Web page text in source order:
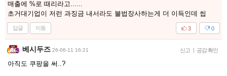
매출에 %로 때리라고......
초거대기업이 저런 과징금 내서라도 불법장사하는게 더 이득인데 씹
답글 이동 0
3
베시두즈 26-06-11 16:21 신고 | 공감 확인
아직도 쿠팡을 써..?